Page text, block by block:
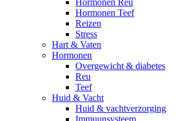
Hormonen Reu
Hormonen Teef
Reizen
Stress
Hart & Vaten
Hormonen
Overgewicht & diabetes
Reu
Teef
Huid & Vacht
Huid & vachtverzorging
Immuunsysteem